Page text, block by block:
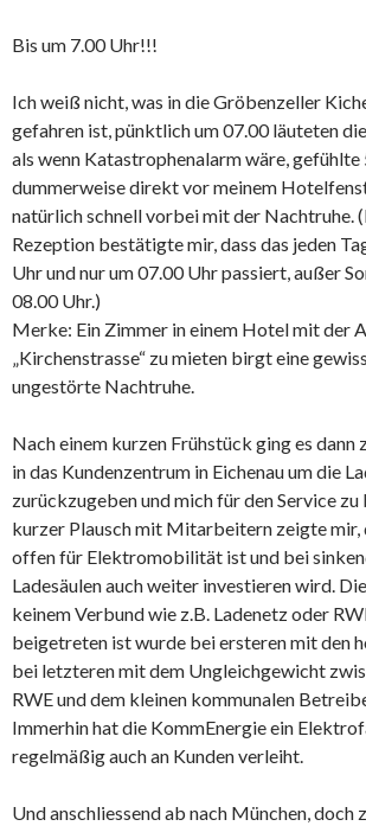
Bis um 7.00 Uhr!!!
Ich weiß nicht, was in die Gröbenzeller
gefahren ist, pünktlich um 07.00 läuteten
als wenn Katastrophenalarm wäre,
dummerweise direkt vor meinem
natürlich schnell vorbei mit der Nachtruhe.
Rezeption bestätigte mir, dass das jeden
Uhr und nur um 07.00 Uhr passiert, außer
08.00 Uhr.)
Merke: Ein Zimmer in einem Hotel mit der
„Kirchenstrasse“ zu mieten birgt eine
ungestörte Nachtruhe.
Nach einem kurzen Frühstück ging es dann
in das Kundenzentrum in Eichenau um die
zurückzugeben und mich für den Service zu
kurzer Plausch mit Mitarbeitern zeigte mir,
offen für Elektromobilität ist und bei
Ladesäulen auch weiter investieren wird.
keinem Verbund wie z.B. Ladenetz oder
beigetreten ist wurde bei ersteren mit den
bei letzteren mit dem Ungleichgewicht
RWE und dem kleinen kommunalen
Immerhin hat die KommEnergie ein
regelmäßig auch an Kunden verleiht.
Und anschliessend ab nach München, doch